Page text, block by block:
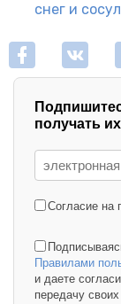
снег и
получать
Согласие на
Правилами
и даете
передачу